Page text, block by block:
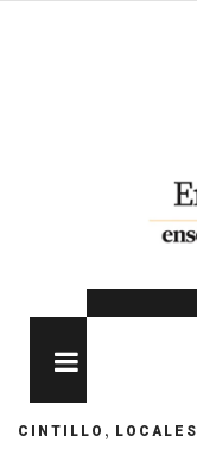
CINTILLO , LOCALES